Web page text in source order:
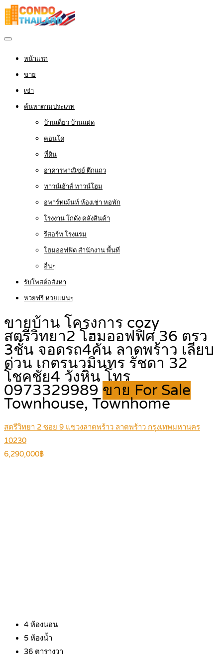
หน้าแรก
ขาย
เช่า
ค้นหาตามประเภท
บ้านเดี่ยว บ้านแฝด
คอนโด
ที่ดิน
อาคารพาณิชย์ ตึกแถว
ทาวน์เฮ้าส์ ทาวน์โฮม
อพาร์ทเม้นท์ ห้องเช่า หอพัก
โรงงาน โกดัง คลังสินค้า
รีสอร์ท โรงแรม
โฮมออฟฟิต สำนักงาน พื้นที่
อื่นๆ
รับโพสต์อสังหา
หวยฟรี หวยแม่นๆ
ขายบ้าน โครงการ cozy
สตรีวิทยา2 โฮมออฟฟิศ 36 ตรว
3ชั้น จอดรถ4คัน ลาดพร้าว เลียบ
ด่วน เกตรนวมินทร รัชดา 32
โชคชัย4 วังหิน โทร
0973329989 ขาย For Sale
Townhouse, Townhome
สตรีวิทยา 2 ซอย 9 แขวงลาดพร้าว ลาดพร้าว กรุงเทพมหานคร
10230
6,290,000฿
4 ห้องนอน
5 ห้องน้ำ
36 ตารางวา